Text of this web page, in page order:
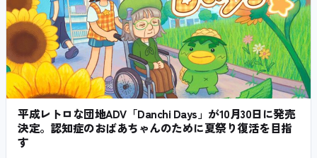
平成レトロな団地ADV「Danchi Days」が10月30日に発売
決定。認知症のおばあちゃんのために夏祭り復活を目指
す